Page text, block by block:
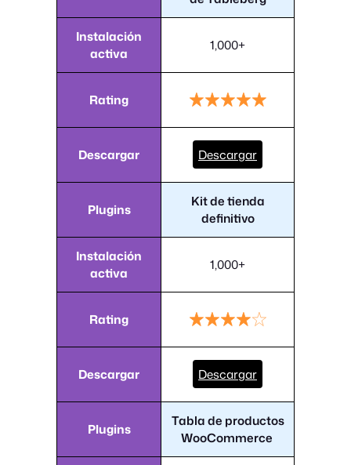
Instalación
activa
1,000+
Rating
Descargar Descargar
Plugins
Kit de tienda
definitivo
Instalación
activa
1,000+
Rating
Descargar Descargar
Plugins
Tabla de productos
WooCommerce